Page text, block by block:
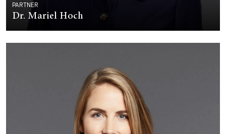
PARTNER
Dr. Mariel Hoch